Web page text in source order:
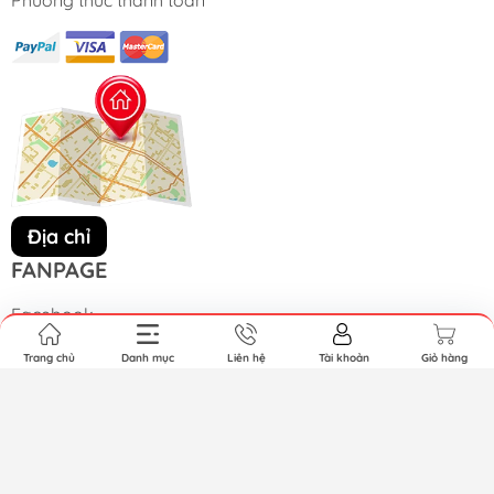
phong thủy nhỏ nhắn. Phần giữa được chia ô lớn hơn
cho các pho tượng nghệ thuật hoặc sách quý.
Đặc biệt, phần đáy kệ được thiết kế với hệ cánh trượt kín
đáo, giúp bạn lưu trữ những vật dụng cần sự riêng tư
một cách gọn gàng, mang lại tổng thể ngăn nắp và
khoa học cho không gian.
tuyệt vời để nâng tầm đẳng cấp và tạo chiều sâu cho
ngôi nhà của bạn. Đây không chỉ là một món nội thất
lưu trữ mà còn là cách để bạn thể hiện gu thẩm mỹ tinh
Địa chỉ
FANPAGE
Facebook
Trang chủ Danh mục Liên hệ Tài khoản Giỏ hàng